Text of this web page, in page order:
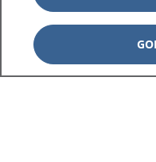
Om 1177
Kontakt